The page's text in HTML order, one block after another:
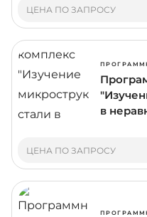
ЦЕНА ПО ЗАПРОСУ
в
ЦЕНА ПО ЗАПРОСУ